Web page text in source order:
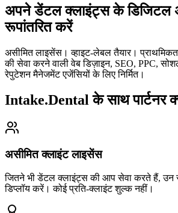
अपने डेंटल क्लाइंट्स के डिजिटल
रूपांतरित करें
असीमित लाइसेंस। व्हाइट-लेबल तैयार।
की सेवा करने वाली वेब डिज़ाइन, SEO, PPC,
रेपुटेशन मैनेजमेंट एजेंसियों के लिए निर्मित।
Intake.Dental के साथ पार्टनर
असीमित क्लाइंट लाइसेंस
जितने भी डेंटल क्लाइंट्स की आप सेवा करते हैं, उन
डिप्लॉय करें। कोई प्रति-क्लाइंट शुल्क नहीं।